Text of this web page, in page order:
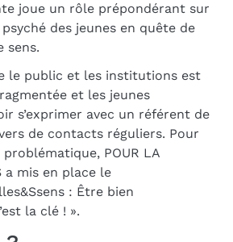
joue un rôle prépondérant sur
des jeunes en quête de
sens.
le public et les institutions est
et les jeunes
s’exprimer avec un référent de
de contacts réguliers. Pour
POUR LA
a mis en place le
: Être bien
la clé ! ».